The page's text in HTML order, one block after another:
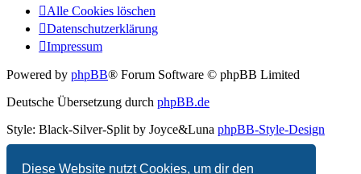
Diese Website nutzt Cookies, um dir den
Alle Cookies löschen
Datenschutzerklärung
Impressum
Powered by phpBB® Forum Software © phpBB Limited
Deutsche Übersetzung durch phpBB.de
Style: Black-Silver-Split by Joyce&Luna phpBB-Style-Design